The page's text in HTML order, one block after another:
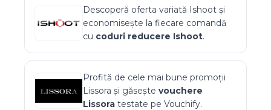
Descoperă oferta variată Ishoot și
economisește la fiecare comandă
cu coduri reducere Ishoot.
Profită de cele mai bune promoții
Lissora și găsește vouchere
Lissora testate pe Vouchify.